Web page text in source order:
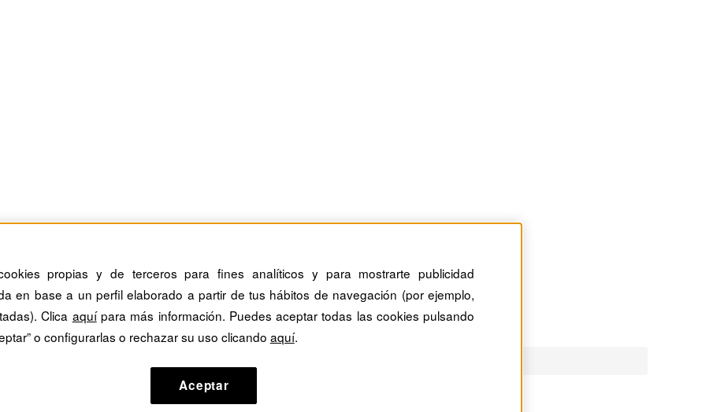
propias y de terceros para fines analíticos y para mostrarte publicidad
en base a un perfil elaborado a partir de tus hábitos de navegación (por ejemplo,
Clica aquípara más información. Puedes aceptar todas las cookies pulsando
o configurarlas o rechazar su uso clicando aquí.
Aceptar